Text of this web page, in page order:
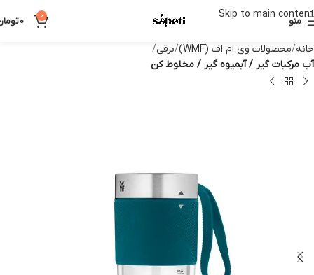
Skip to main content
منو 0
0
خانه محصولات وی ام اف (WMF)
برقی
آب مرکبات گیر / آبمیوه گیر / مخلوط کن